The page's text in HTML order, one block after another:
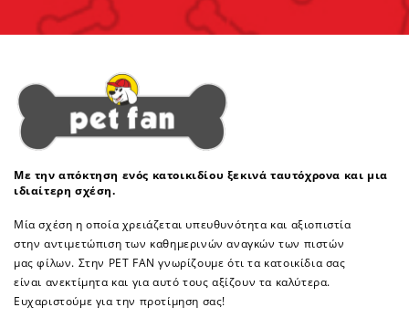
Με την απόκτηση ενός κατοικιδίου ξεκινά ταυτόχρονα και μια
ιδιαίτερη σχέση.
Μία σχέση η οποία χρειάζεται υπευθυνότητα και αξιοπιστία
στην αντιμετώπιση των καθημερινών αναγκών των πιστών
μας φίλων. Στην PET FAN γνωρίζουμε ότι τα κατοικίδια σας
είναι ανεκτίμητα και για αυτό τους αξίζουν τα καλύτερα.
Ευχαριστούμε για την προτίμηση σας!